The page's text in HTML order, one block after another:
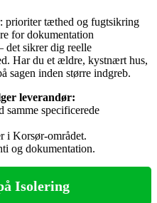
prioriter tæthed og fugtsikring
for dokumentation
det sikrer dig reelle
Har du et ældre, kystnært hus,
sagen inden større indgreb.
leverandør:
samme specificerede
i Korsør‑området.
og dokumentation.
Isolering